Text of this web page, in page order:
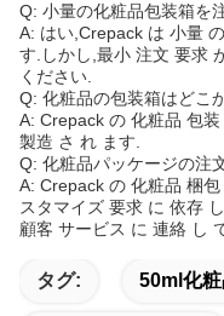
Q: 小量の化粧品包装箱を
A: はい,Crepack は 小量
す.しかし,最小 注文 要求
ください.
Q: 化粧品の包装箱はどこ
A: Crepack の 化粧品 包
製造 さ れ ます.
Q: 化粧品パッケージの注
A: Crepack の 化粧品 梱
スタマイズ 要求 に 依存
顧客 サービス に 連絡 し
タグ: 50ml化